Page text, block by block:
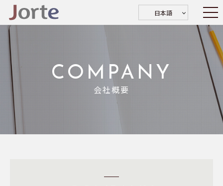
日本語
COMPANY
会社概要